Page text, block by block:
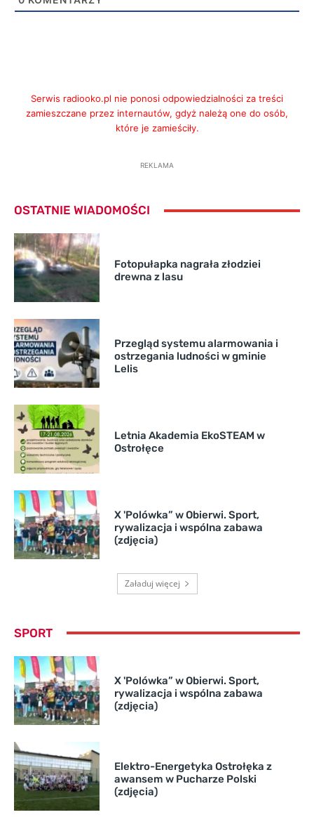
Serwis radiooko.pl nie ponosi odpowiedzialności za treści
zamieszczane przez internautów, gdyż należą one do osób,
które je zamieściły.
REKLAMA
OSTATNIE WIADOMOŚCI
Fotopułapka nagrała złodziei
drewna z lasu
Przegląd systemu alarmowania i
ostrzegania ludności w gminie
Lelis
Letnia Akademia EkoSTEAM w
Ostrołęce
X 'Polówka” w Obierwi. Sport,
rywalizacja i wspólna zabawa
(zdjęcia)
Załaduj więcej
SPORT
X 'Polówka” w Obierwi. Sport,
rywalizacja i wspólna zabawa
(zdjęcia)
Elektro-Energetyka Ostrołęka z
awansem w Pucharze Polski
(zdjęcia)